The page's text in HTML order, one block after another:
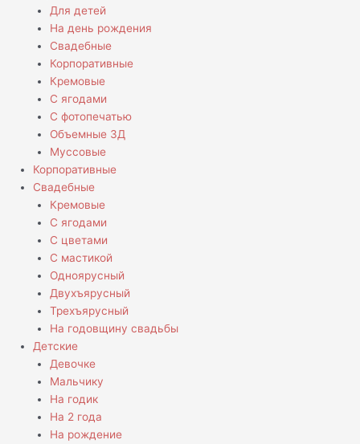
Для детей
На день рождения
Свадебные
Корпоративные
Кремовые
С ягодами
С фотопечатью
Объемные 3Д
Муссовые
Корпоративные
Свадебные
Кремовые
С ягодами
С цветами
С мастикой
Одноярусный
Двухъярусный
Трехъярусный
На годовщину свадьбы
Детские
Девочке
Мальчику
На годик
На 2 года
На рождение